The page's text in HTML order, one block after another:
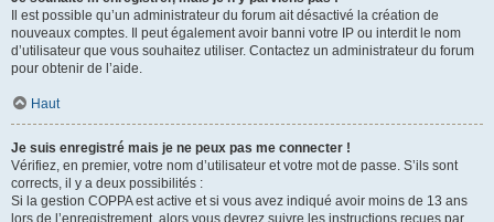
Il est possible qu’un administrateur du forum ait désactivé la création de
nouveaux comptes. Il peut également avoir banni votre IP ou interdit le nom
d’utilisateur que vous souhaitez utiliser. Contactez un administrateur du forum
pour obtenir de l’aide.
Haut
Je suis enregistré mais je ne peux pas me connecter !
Vérifiez, en premier, votre nom d’utilisateur et votre mot de passe. S’ils sont
corrects, il y a deux possibilités :
Si la gestion COPPA est active et si vous avez indiqué avoir moins de 13 ans
lors de l’enregistrement, alors vous devrez suivre les instructions reçues par